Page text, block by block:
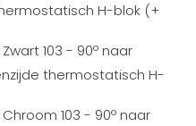
H-blok (+
103 - 90º naar
thermostatisch H-
103 - 90º naar